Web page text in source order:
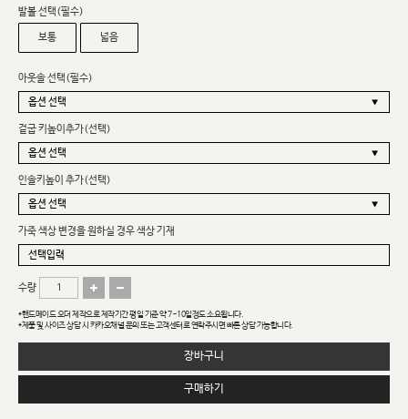
발볼 선택(필수)
보통 넓음
아웃솔 선택(필수)
겉굽 키높이추가(선택)
인솔키높이 추가(선택)
가죽 색상 변경을 원하실 경우 색상 기재
수량
*핸드메이드 오더 제작으로 제작기간 평일 기준 약 7~10일정도 소요됩니다.
*제품 및 사이즈 상담 시 카카오채널 문의 또는 고객센터로 연락주시면 빠른 상담 가능합니다.
장바구니
구매하기